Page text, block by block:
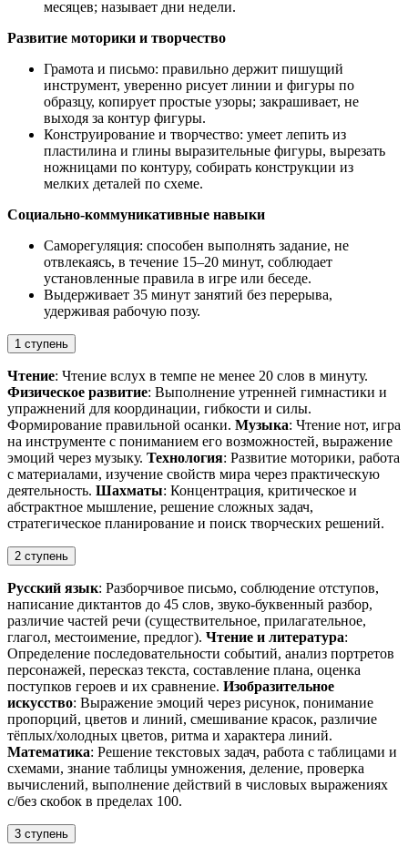
месяцев; называет дни недели.
Развитие моторики и творчество
Грамота и письмо: правильно держит пишущий
инструмент, уверенно рисует линии и фигуры по
образцу, копирует простые узоры; закрашивает, не
выходя за контур фигуры.
Конструирование и творчество: умеет лепить из
пластилина и глины выразительные фигуры, вырезать
ножницами по контуру, собирать конструкции из
мелких деталей по схеме.
Социально-коммуникативные навыки
Саморегуляция: способен выполнять задание, не
отвлекаясь, в течение 15–20 минут, соблюдает
установленные правила в игре или беседе.
Выдерживает 35 минут занятий без перерыва,
удерживая рабочую позу.
1 ступень
Чтение: Чтение вслух в темпе не менее 20 слов в минуту.
Физическое развитие: Выполнение утренней гимнастики и
упражнений для координации, гибкости и силы.
Формирование правильной осанки. Музыка: Чтение нот, игра
на инструменте с пониманием его возможностей, выражение
эмоций через музыку. Технология: Развитие моторики, работа
с материалами, изучение свойств мира через практическую
деятельность. Шахматы: Концентрация, критическое и
абстрактное мышление, решение сложных задач,
стратегическое планирование и поиск творческих решений.
2 ступень
Русский язык: Разборчивое письмо, соблюдение отступов,
написание диктантов до 45 слов, звуко-буквенный разбор,
различие частей речи (существительное, прилагательное,
глагол, местоимение, предлог). Чтение и литература:
Определение последовательности событий, анализ портретов
персонажей, пересказ текста, составление плана, оценка
поступков героев и их сравнение. Изобразительное
искусство: Выражение эмоций через рисунок, понимание
пропорций, цветов и линий, смешивание красок, различие
тёплых/холодных цветов, ритма и характера линий.
Математика: Решение текстовых задач, работа с таблицами и
схемами, знание таблицы умножения, деление, проверка
вычислений, выполнение действий в числовых выражениях
с/без скобок в пределах 100.
3 ступень